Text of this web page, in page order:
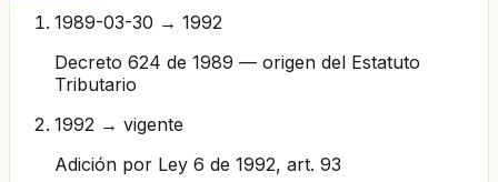
1989-03-30 → 1992
Decreto 624 de 1989 — origen del Estatuto
Tributario
1992 → vigente
Adición por Ley 6 de 1992, art. 93